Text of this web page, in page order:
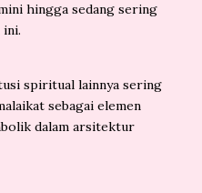
hingga sedang sering
spiritual lainnya sering
sebagai elemen
dalam arsitektur